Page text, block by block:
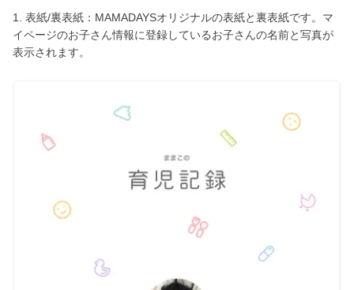
1. 表紙/裏表紙：MAMADAYSオリジナルの表紙と裏表紙です。マ
イページのお子さん情報に登録しているお子さんの名前と写真が
表示されます。